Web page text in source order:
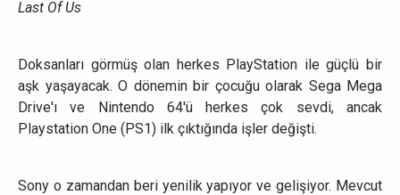
Last Of Us
Doksanları görmüş olan herkes PlayStation ile güçlü bir
aşk yaşayacak. O dönemin bir çocuğu olarak Sega Mega
Drive'ı ve Nintendo 64'ü herkes çok sevdi, ancak
Playstation One (PS1) ilk çıktığında işler değişti.
Sony o zamandan beri yenilik yapıyor ve gelişiyor. Mevcut